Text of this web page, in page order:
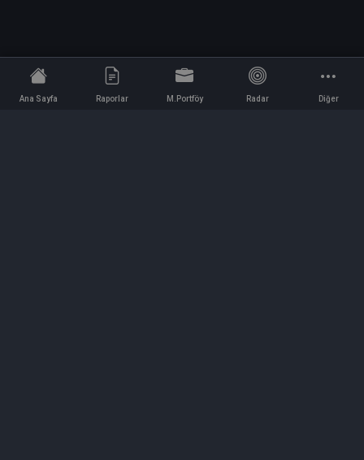
Ana Sayfa Raporlar M.Portföy Radar Diğer